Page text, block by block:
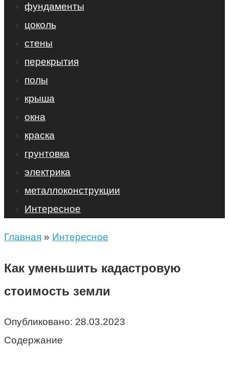
фундаменты
цоколь
стены
перекрытия
полы
крыша
окна
краска
грунтовка
электрика
металлоконструкции
Интересное
Главная » Интересное
Как уменьшить кадастровую
стоимость земли
Опубликовано: 28.03.2023
Содержание